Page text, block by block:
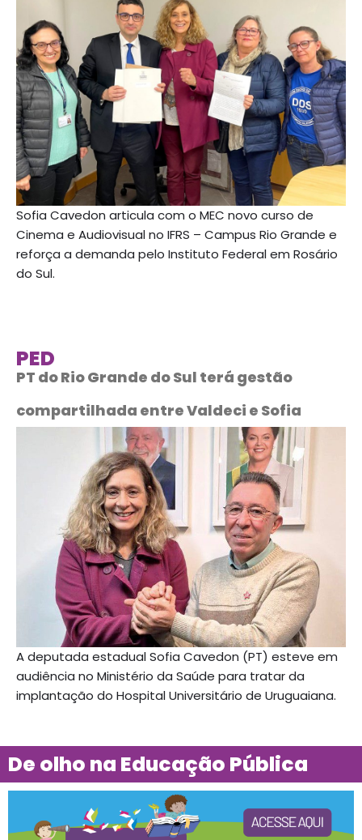
Sofia Cavedon articula com o MEC novo curso de
Cinema e Audiovisual no IFRS – Campus Rio Grande e
reforça a demanda pelo Instituto Federal em Rosário
do Sul.
PED
PT do Rio Grande do Sul terá gestão
compartilhada entre Valdeci e Sofia
A deputada estadual Sofia Cavedon (PT) esteve em
audiência no Ministério da Saúde para tratar da
implantação do Hospital Universitário de Uruguaiana.
De olho na Educação Pública